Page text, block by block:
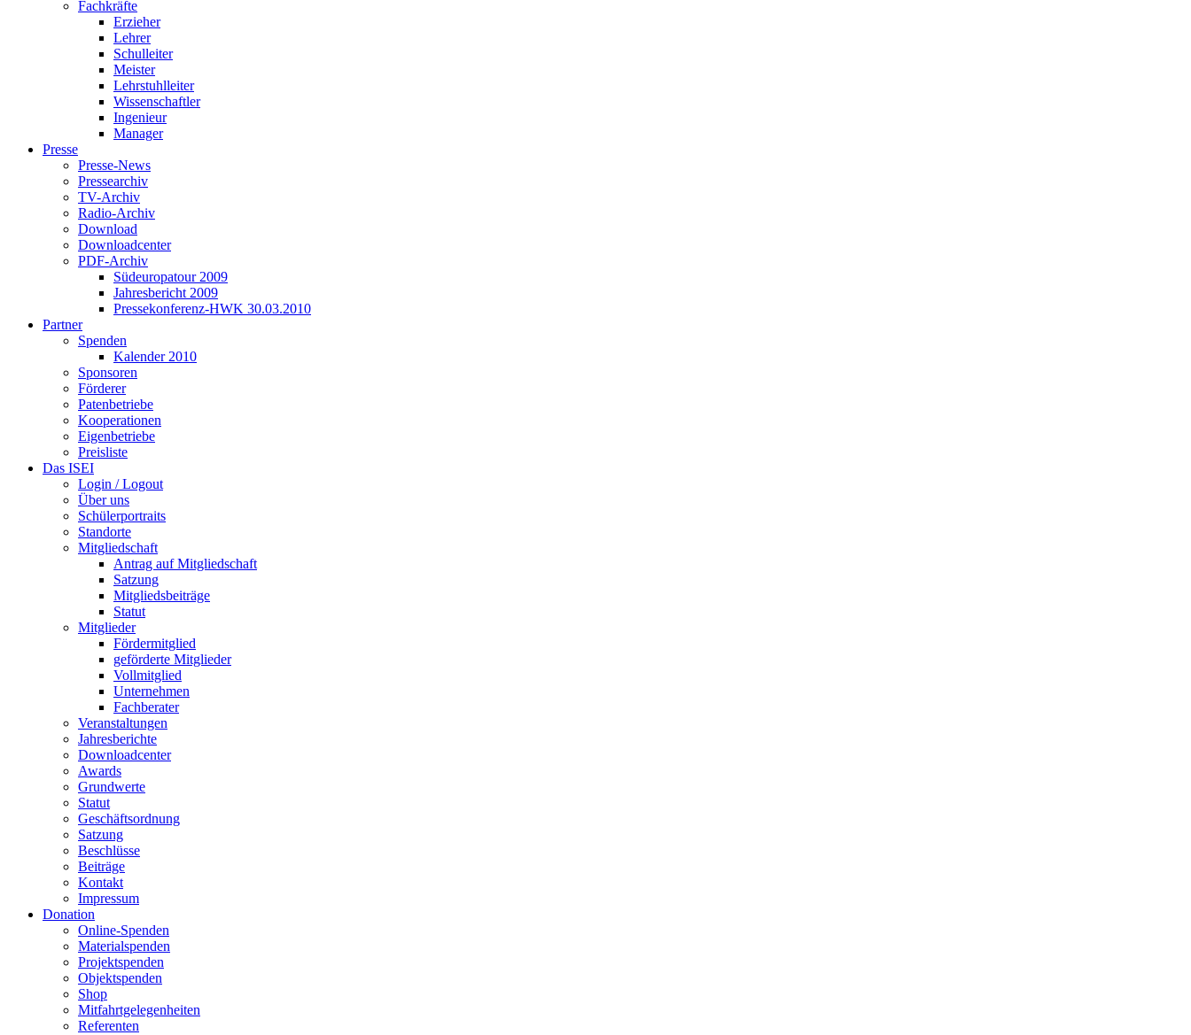
Fachkräfte
Erzieher
Lehrer
Schulleiter
Meister
Lehrstuhlleiter
Wissenschaftler
Ingenieur
Manager
Presse
Presse-News
Pressearchiv
TV-Archiv
Radio-Archiv
Download
Downloadcenter
PDF-Archiv
Südeuropatour 2009
Jahresbericht 2009
Pressekonferenz-HWK 30.03.2010
Partner
Spenden
Kalender 2010
Sponsoren
Förderer
Patenbetriebe
Kooperationen
Eigenbetriebe
Preisliste
Das ISEI
Login / Logout
Über uns
Schülerportraits
Standorte
Mitgliedschaft
Antrag auf Mitgliedschaft
Satzung
Mitgliedsbeiträge
Statut
Mitglieder
Fördermitglied
geförderte Mitglieder
Vollmitglied
Unternehmen
Fachberater
Veranstaltungen
Jahresberichte
Downloadcenter
Awards
Grundwerte
Statut
Geschäftsordnung
Satzung
Beschlüsse
Beiträge
Kontakt
Impressum
Donation
Online-Spenden
Materialspenden
Projektspenden
Objektspenden
Shop
Mitfahrtgelegenheiten
Referenten